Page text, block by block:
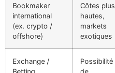
Bookmaker
international
(ex. crypto /
offshore)
Côtes plus
hautes,
markets
exotiques
Exchange /
Betting
Possibilité
de